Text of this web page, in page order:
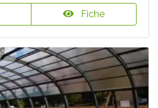
Fiche